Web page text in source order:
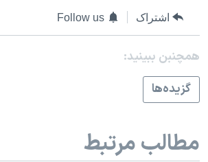
اشتراک Follow us
همچنبن ببینید:
گزيده‌ها
مطالب مرتبط